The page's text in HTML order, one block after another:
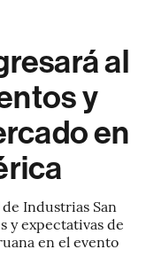
al
y
en
Industrias San
y expectativas de
en el evento